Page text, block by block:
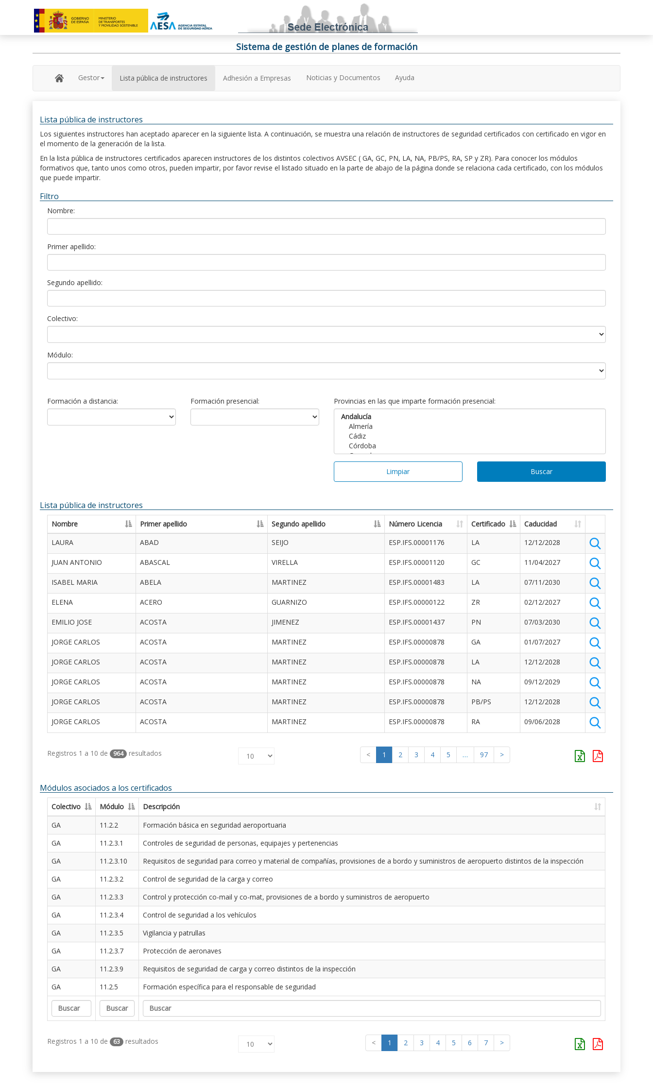
Sistema de gestión de planes de formación
Gestor Lista pública de instructores Adhesión a Empresas Noticias y Documentos Ayuda
Lista pública de instructores
Los siguientes instructores han aceptado aparecer en la siguiente lista. A continuación, se muestra una relación de instructores de seguridad certificados con certificado en vigor en
el momento de la generación de la lista.
En la lista pública de instructores certificados aparecen instructores de los distintos colectivos AVSEC ( GA, GC, PN, LA, NA, PB/PS, RA, SP y ZR). Para conocer los módulos
formativos que, tanto unos como otros, pueden impartir, por favor revise el listado situado en la parte de abajo de la página donde se relaciona cada certificado, con los módulos
que puede impartir.
Filtro
Nombre:
Primer apellido:
Segundo apellido:
Colectivo:
Módulo:
Formación a distancia: Formación presencial: Provincias en las que imparte formación presencial:
Limpiar Buscar
Lista pública de instructores
Nombre Primer apellido Segundo apellido Número Licencia Certificado
Caducidad
LAURA
ABAD SEIJO ESP.IFS.00001176 LA 12/12/2028
JUAN ANTONIO ABASCAL VIRELLA ESP.IFS.00001120 GC 11/04/2027
ISABEL MARIA ABELA MARTINEZ ESP.IFS.00001483 LA 07/11/2030
ELENA ACERO GUARNIZO ESP.IFS.00000122 ZR 02/12/2027
EMILIO JOSE ACOSTA JIMENEZ ESP.IFS.00001437 PN 07/03/2030
JORGE CARLOS ACOSTA MARTINEZ ESP.IFS.00000878 GA 01/07/2027
JORGE CARLOS ACOSTA MARTINEZ ESP.IFS.00000878 LA 12/12/2028
JORGE CARLOS ACOSTA MARTINEZ ESP.IFS.00000878 NA 09/12/2029
JORGE CARLOS ACOSTA MARTINEZ ESP.IFS.00000878 PB/PS 12/12/2028
JORGE CARLOS ACOSTA MARTINEZ ESP.IFS.00000878 RA 09/06/2028
Registros 1 a 10 de 964 resultados < 1 2 3 4 5 … 97 >
Módulos asociados a los certificados
Colectivo Módulo
Descripción
GA
11.2.2
Formación básica en seguridad aeroportuaria
GA
11.2.3.1
Controles de seguridad de personas, equipajes y pertenencias
GA
11.2.3.10
Requisitos de seguridad para correo y material de compañías, provisiones de a bordo y suministros de aeropuerto distintos de la inspección
GA
11.2.3.2
Control de seguridad de la carga y correo
GA
11.2.3.3
Control y protección co-mail y co-mat, provisiones de a bordo y suministros de aeropuerto
GA
11.2.3.4
Control de seguridad a los vehículos
GA
11.2.3.5
Vigilancia y patrullas
GA
11.2.3.7
Protección de aeronaves
GA
11.2.3.9
Requisitos de seguridad de carga y correo distintos de la inspección
GA
11.2.5 Formación específica para el responsable de seguridad
Registros 1 a 10 de 63 resultados < 1 2 3 4 5 6 7 >